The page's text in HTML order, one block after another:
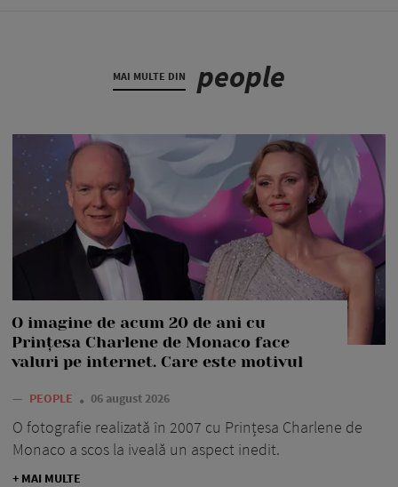
MAI MULTE DIN people
O imagine de acum 20 de ani cu
Prințesa Charlene de Monaco face
valuri pe internet. Care este motivul
— PEOPLE 06 august 2026
O fotografie realizată în 2007 cu Prințesa Charlene de
Monaco a scos la iveală un aspect inedit.
+ MAI MULTE